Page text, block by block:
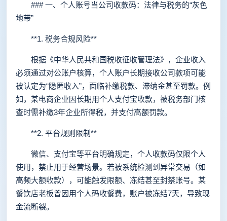
### 一、个人账号当公司收款码：法律与税务的“灰色
地带”
**1. 税务合规风险**
根据《中华人民共和国税收征收管理法》，企业收入
必须通过对公账户核算，个人账户长期接收公司款项可能
被认定为“隐匿收入”，面临补缴税款、滞纳金甚至罚款。例
如，某电商企业因长期用个人支付宝收款，被税务部门核
查时需补缴3年企业所得税，并支付高额罚款。
**2. 平台规则限制**
微信、支付宝等平台明确规定，个人收款码仅限个人
使用，禁止用于经营场景。若被系统检测到异常交易（如
高频大额收款），可能触发限额、冻结甚至封禁账号。某
餐饮店老板曾因用个人码收餐费，账户被冻结7天，导致现
金流断裂。